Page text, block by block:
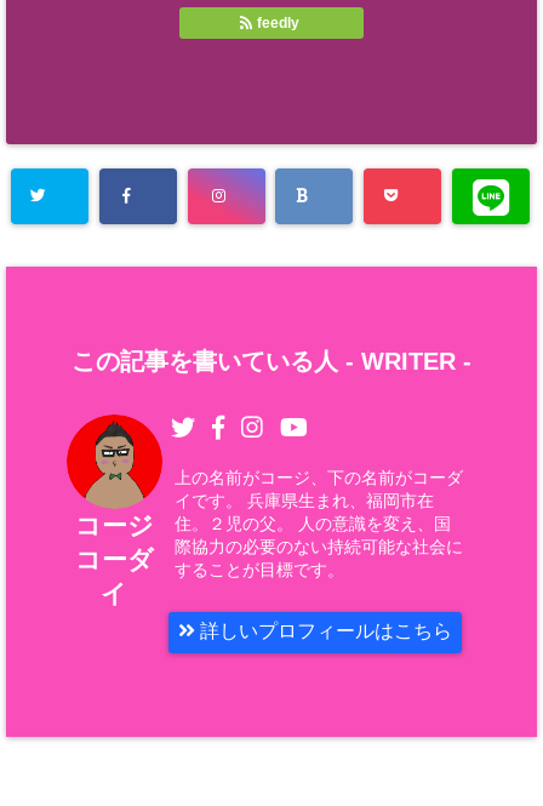
feedly
この記事を書いている人 - WRITER -
コージ
コーダ
イ
上の名前がコージ、下の名前がコーダ
イです。 兵庫県生まれ、福岡市在
住。２児の父。 人の意識を変え、国
際協力の必要のない持続可能な社会に
することが目標です。
詳しいプロフィールはこちら